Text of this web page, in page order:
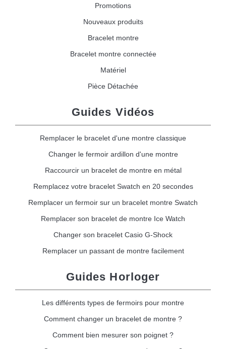
Promotions
Nouveaux produits
Bracelet montre
Bracelet montre connectée
Matériel
Pièce Détachée
Guides Vidéos
Remplacer le bracelet d'une montre classique
Changer le fermoir ardillon d'une montre
Raccourcir un bracelet de montre en métal
Remplacez votre bracelet Swatch en 20 secondes
Remplacer un fermoir sur un bracelet montre Swatch
Remplacer son bracelet de montre Ice Watch
Changer son bracelet Casio G-Shock
Remplacer un passant de montre facilement
Guides Horloger
Les différents types de fermoirs pour montre
Comment changer un bracelet de montre ?
Comment bien mesurer son poignet ?